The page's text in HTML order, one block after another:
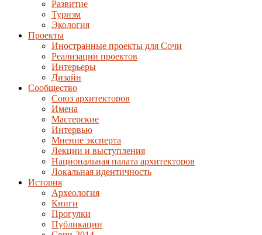
Развитие
Туризм
Экология
Проекты
Иностранные проекты для Сочи
Реализации проектов
Интерьеры
Дизайн
Сообщество
Союз архитекторов
Имена
Мастерские
Интервью
Мнение эксперта
Лекции и выступления
Национальная палата архитекторов
Локальная идентичность
История
Археология
Книги
Прогулки
Публикации